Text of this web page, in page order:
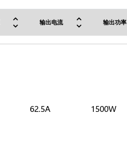
输出电流 输出功率
62.5A 1500W